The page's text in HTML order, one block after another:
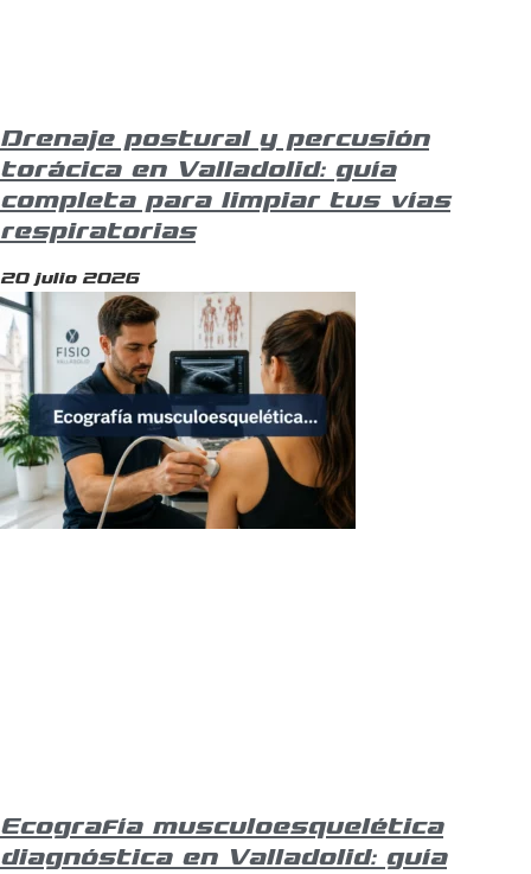
Drenaje postural y percusión
torácica en Valladolid: guía
completa para limpiar tus vías
respiratorias
20 julio 2026
Ecografía musculoesquelética
diagnóstica en Valladolid: guía